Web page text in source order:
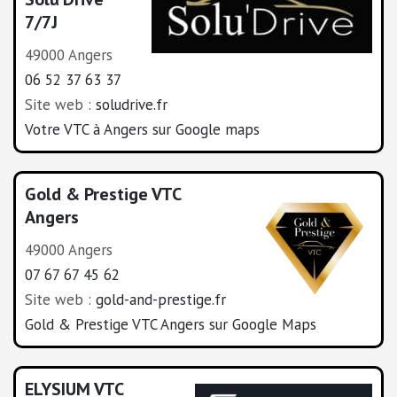
7/7J
49000 Angers
06 52 37 63 37
Site web : soludrive.fr
Votre VTC à Angers sur Google maps
Gold & Prestige VTC
Angers
49000 Angers
07 67 67 45 62
Site web : gold-and-prestige.fr
Gold & Prestige VTC Angers sur Google Maps
ELYSIUM VTC